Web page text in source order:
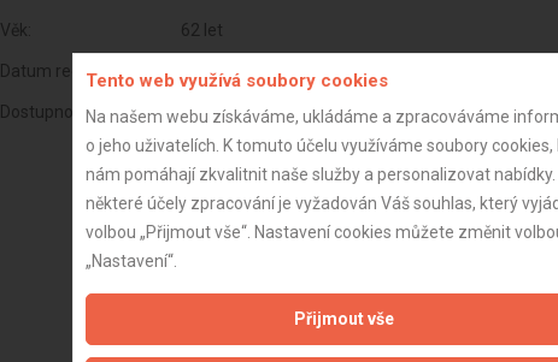
Věk: 62 let
Datum registrace: 15.12.2020
Dostupnost:
Tento web využívá soubory cookies
Na našem webu získáváme, ukládáme a zpracováváme
o jeho uživatelích. K tomuto účelu využíváme soubory cookies,
nám pomáhají zkvalitnit naše služby a personalizovat nabídky.
některé účely zpracování je vyžadován Váš souhlas, který
volbou „Přijmout vše“. Nastavení cookies můžete změnit
„Nastavení“.
Přijmout vše